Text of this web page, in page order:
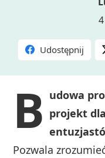
Udostępnij
B udowa
projekt
Pozwala